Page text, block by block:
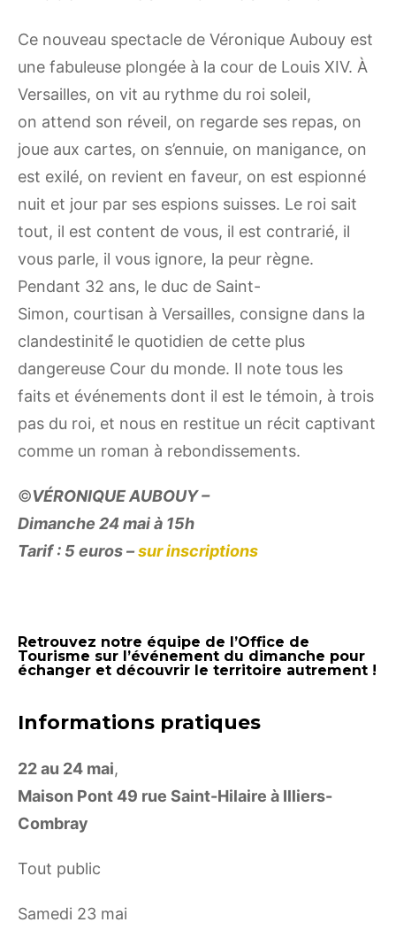
Ce nouveau spectacle de Véronique Aubouy est
une fabuleuse plongée à la cour de Louis XIV. À
Versailles, on vit au rythme du roi soleil,
on attend son réveil, on regarde ses repas, on
joue aux cartes, on s’ennuie, on manigance, on
est exilé, on revient en faveur, on est espionné
nuit et jour par ses espions suisses. Le roi sait
tout, il est content de vous, il est contrarié, il
vous parle, il vous ignore, la peur règne.
Pendant 32 ans, le duc de Saint-
Simon, courtisan à Versailles, consigne dans la
clandestinité́ le quotidien de cette plus
dangereuse Cour du monde. Il note tous les
faits et événements dont il est le témoin, à trois
pas du roi, et nous en restitue un récit captivant
comme un roman à rebondissements.
©VÉRONIQUE AUBOUY –
Dimanche 24 mai à 15h
Tarif : 5 euros –sur inscriptions
Retrouvez notre équipe de l’Office de
Tourisme sur l’événement du dimanche pour
échanger et découvrir le territoire autrement !
Informations pratiques
22 au 24 mai,
Maison Pont 49 rue Saint-Hilaire à Illiers-
Combray
Tout public
Samedi 23 mai